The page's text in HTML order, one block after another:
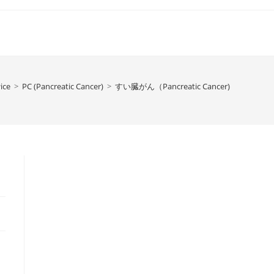
> PC (Pancreatic Cancer) > すい臓がん（Pancreatic Cancer)